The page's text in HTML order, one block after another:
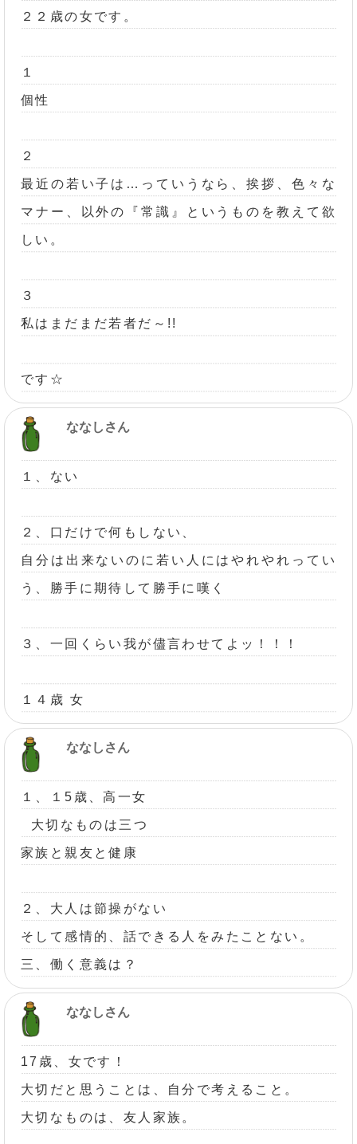
２２歳の女です。
１
個性
２
最近の若い子は…っていうなら、挨拶、色々な
マナー、以外の『常識』というものを教えて欲
しい。
３
私はまだまだ若者だ～!!
です☆
ななしさん
１、ない
２、口だけで何もしない、
自分は出来ないのに若い人にはやれやれってい
う、勝手に期待して勝手に嘆く
３、一回くらい我が儘言わせてよッ！！！
１４歳 女
ななしさん
１、１5歳、高一女
大切なものは三つ
家族と親友と健康
２、大人は節操がない
そして感情的、話できる人をみたことない。
三、働く意義は？
ななしさん
17歳、女です！
大切だと思うことは、自分で考えること。
大切なものは、友人家族。